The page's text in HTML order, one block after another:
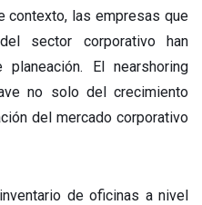
contexto, las empresas que
sector corporativo han
El nearshoring
no solo del crecimiento
del mercado corporativo
de oficinas a nivel